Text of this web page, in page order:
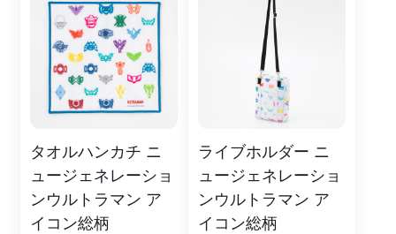
タオルハンカチ ニ
ュージェネレーショ
ンウルトラマン ア
イコン総柄
ライブホルダー ニ
ュージェネレーショ
ンウルトラマン ア
イコン総柄